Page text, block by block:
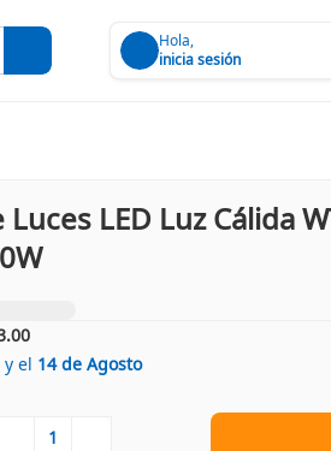
Hola,
inicia sesión
LED Luz Cálida
y el 14 de Agosto